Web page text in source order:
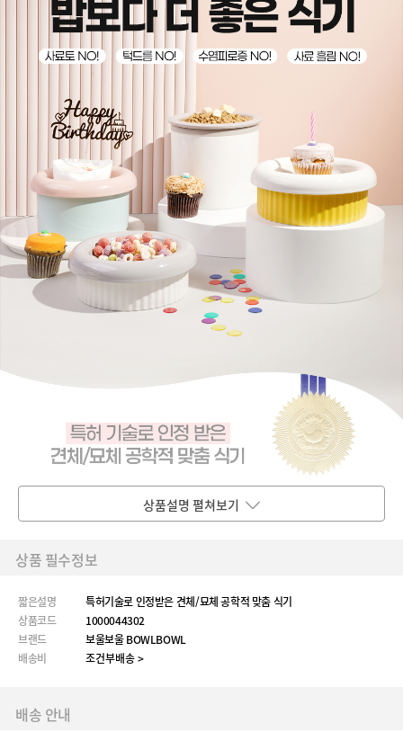
상품설명 펼쳐보기
상품 필수정보
짧은설명
특허기술로 인정받은 견체/묘체 공학적 맞춤 식기
상품코드
1000044302
브랜드
보울보울 BOWLBOWL
배송비
조건부배송 >
배송 안내